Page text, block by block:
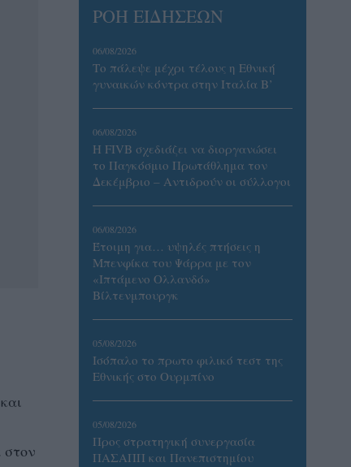
ΡΟΗ ΕΙΔΗΣΕΩΝ
06/08/2026
Το πάλεψε μέχρι τέλους η Εθνική
γυναικών κόντρα στην Ιταλία Β’
06/08/2026
Η FIVB σχεδιάζει να διοργανώσει
το Παγκόσμιο Πρωτάθλημα τον
Δεκέμβριο – Αντιδρούν οι σύλλογοι
06/08/2026
Έτοιμη για… υψηλές πτήσεις η
Μπενφίκα του Ψάρρα με τον
«Ιπτάμενο Ολλανδό»
Βίλτενμπουργκ
05/08/2026
Ισόπαλο το πρωτο φιλικό τεστ της
Εθνικής στο Ουρμπίνο
05/08/2026
Προς στρατηγική συνεργασία
ΠΑΣΑΠΠ και Πανεπιστημίου